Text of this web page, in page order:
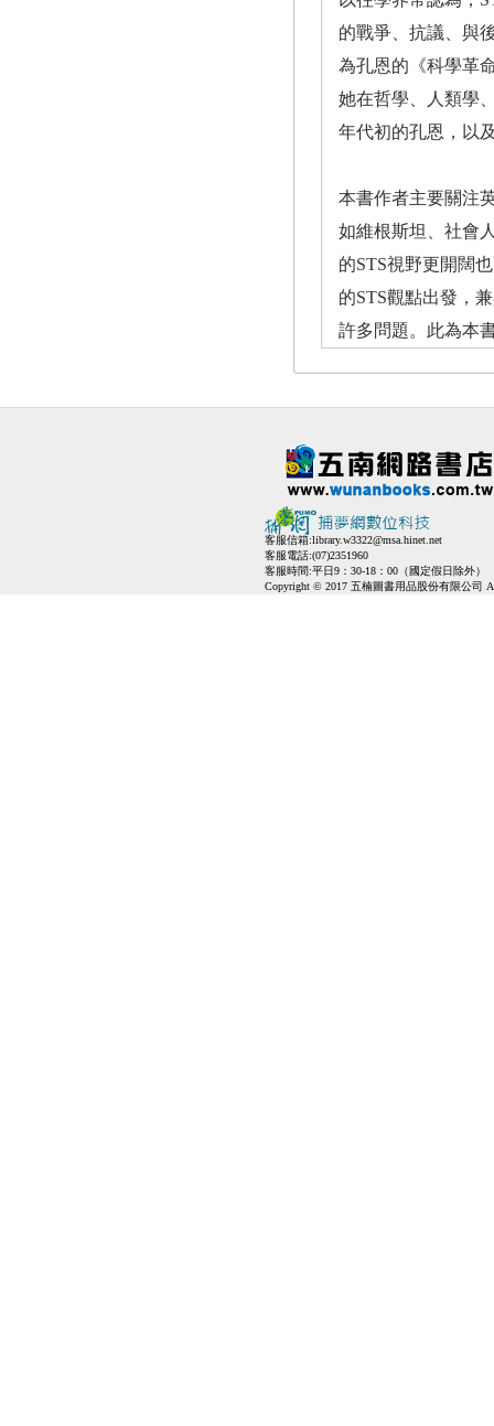
的戰爭、抗議、與
為孔恩的《科學革
她在哲學、人類學
年代初的孔恩，以
本書作者主要關注
如維根斯坦、社會
的STS視野更開闊
的STS觀點出發，
許多問題。此為本
客服信箱:library.w3322@msa.hinet.net
客服電話:(07)2351960
客服時間:平日9：30-18：00（國定假日除外）
Copyright © 2017 五楠圖書用品股份有限公司